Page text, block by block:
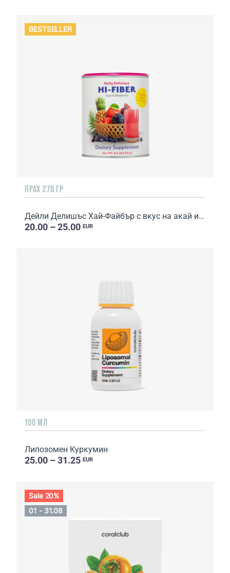
BESTSELLER
ПРАХ 270 ГР
Дейли Делишъс Хай-Файбър с вкус на акай и боровинки
20.00 – 25.00 EUR
100 МЛ
Липозомен Куркумин
25.00 – 31.25 EUR
Sale 20%
01 - 31.08